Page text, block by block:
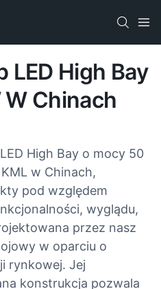
LED High Bay
Chinach
High Bay o mocy 50
w Chinach,
pod względem
wyglądu,
przez nasz
w oparciu o
rynkowej. Jej
konstrukcja pozwala